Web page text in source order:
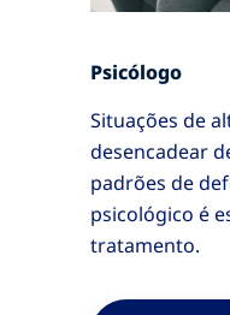
Psicólogo
Situações de
desencadear
padrões de
psicológico é
tratamento.